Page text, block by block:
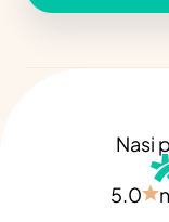
Nasi
5.0